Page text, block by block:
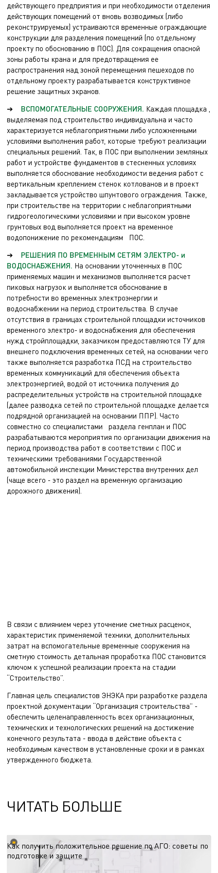
действующего предприятия и при необходимости отделения
действующих помещений от вновь возводимых (либо
реконструируемых) устраиваются временные ограждающие
конструкции для разделения помещений (по отдельному
проекту по обоснованию в ПОС). Для сокращения опасной
зоны работы крана и для предотвращения ее
распространения над зоной перемещения пешеходов по
отдельному проекту разрабатывается конструктивное
решение защитных экранов.
➔ ВСПОМОГАТЕЛЬНЫЕ СООРУЖЕНИЯ. Каждая площадка ,
выделяемая под строительство индивидуальна и часто
характеризуется неблагоприятными либо усложненными
условиями выполнения работ, которые требуют реализации
специальных решений. Так, в ПОС при выполнении земляных
работ и устройстве фундаментов в стесненных условиях
выполняется обоснование необходимости ведения работ с
вертикальным креплением стенок котлованов и в проект
закладывается устройство шпунтового ограждения. Также,
при строительстве на территории с неблагоприятными
гидрогеологическими условиями и при высоком уровне
грунтовых вод выполняется проект на временное
водопонижение по рекомендациям ПОС.
➔ РЕШЕНИЯ ПО ВРЕМЕННЫМ СЕТЯМ ЭЛЕКТРО- и
ВОДОСНАБЖЕНИЯ. На основании уточненных в ПОС
применяемых машин и механизмов выполняется расчет
пиковых нагрузок и выполняется обоснование в
потребности во временных электроэнергии и
водоснабжении на период строительства. В случае
отсутствия в границах строительной площадки источников
временного электро- и водоснабжения для обеспечения
нужд стройплощадки, заказчиком предоставляются ТУ для
внешнего подключения временных сетей, на основании чего
также выполняется разработка ПСД на строительство
временных коммуникаций для обеспечения объекта
электроэнергией, водой от источника получения до
распределительных устройств на строительной площадке
(далее разводка сетей по строительной площадке делается
подрядной организацией на основании ППР). Часто
совместно со специалистами раздела генплан и ПОС
разрабатываются мероприятия по организации движения на
период производства работ в соответствии с ПОС и
техническими требованиями Государственной
автомобильной инспекции Министерства внутренних дел
(чаще всего - это раздел на временную организацию
дорожного движения).
В связи с влиянием через уточнение сметных расценок,
характеристик применяемой техники, дополнительных
затрат на вспомогательные временные сооружения на
сметную стоимость детальная проработка ПОС становится
ключом к успешной реализации проекта на стадии
“Строительство”.
Главная цель специалистов ЭНЭКА при разработке раздела
проектной документации “Организация строительства” -
обеспечить целенаправленность всех организационных,
технических и технологических решений на достижение
конечного результата - ввода в действие объекта с
необходимым качеством в установленные сроки и в рамках
утвержденного бюджета.
ЧИТАТЬ БОЛЬШЕ
Как получить положительное решение по АГО: советы по
подготовке и защите
Согласование архитектурно-градостроительного облика — этап, от которого